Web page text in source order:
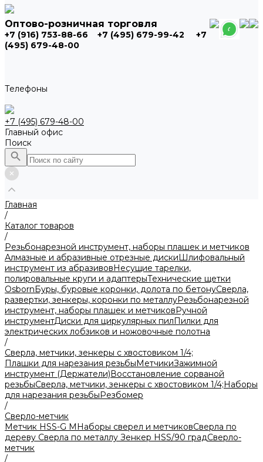
Оптово-розничная торговля
+7 (916) 753-88-66 +7 (495) 679-99-42
+7
(495) 679-48-00
Телефоны
+7 (495) 679-48-00
Главный офис
Поиск
Главная
/
Каталог товаров
/
Резьбонарезной инструмент, наборы плашек и метчиков
Алмазные и абразивные отрезные дискиШлифовальный
инструмент из абразивовНесущие тарелки,
полировальные круги и адаптерыТехнические щетки
OsbornБуры, буровые коронки, долота по бетонуСверла,
развертки, зенкеры, коронки по металлуРезьбонарезной
инструмент, наборы плашек и метчиковРучной
инструментДиски для циркулярных пилПилки для
электрических лобзиков и ножовочные полотна
/
Сверла, метчики, зенкеры с хвостовиком 1/4;
Плашки для нарезания резьбыМетчикиЗажимной
инструмент (Держатели)Восстановление сорваной
резьбыСверла, метчики, зенкеры с хвостовиком 1/4;Наборы
для нарезания резьбыРезбомер
/
Сверло-метчик
Метчик HSS-G МНаборы сверел и метчиковСверла по
дереву Сверла по металлу Зенкер HSS/90 градСверло-
метчик
/